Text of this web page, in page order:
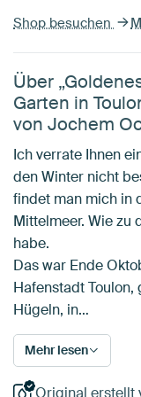
Shop besuchen
Über
Garten in
von Jochem
Ich verrate Ihnen
den Winter nicht
findet man mich in
Mittelmeer. Wie zu
habe.
Das war Ende
Hafenstadt Toulon,
Hügeln, in…
Mehr lesen
Original erstellt